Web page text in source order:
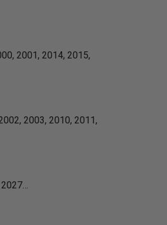
2001, 2014, 2015,
2003, 2010, 2011,
2027…